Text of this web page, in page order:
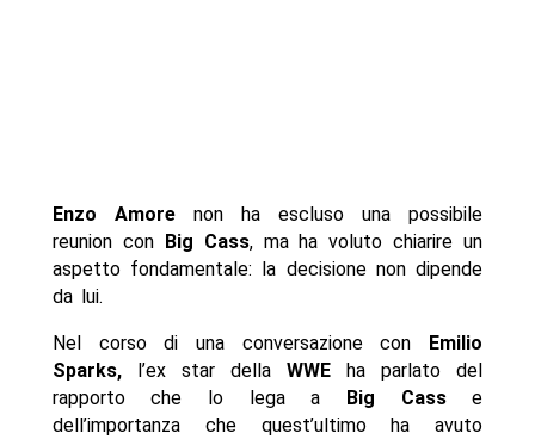
Enzo Amorenon ha escluso una possibile
reunion con Big Cass, ma ha voluto chiarire un
aspetto fondamentale: la decisione non dipende
da lui.
Nel corso di una conversazione con Emilio
Sparks,l’ex star dellaWWE ha parlato del
rapporto che lo lega a Big Casse
dell’importanza che quest’ultimo ha avuto